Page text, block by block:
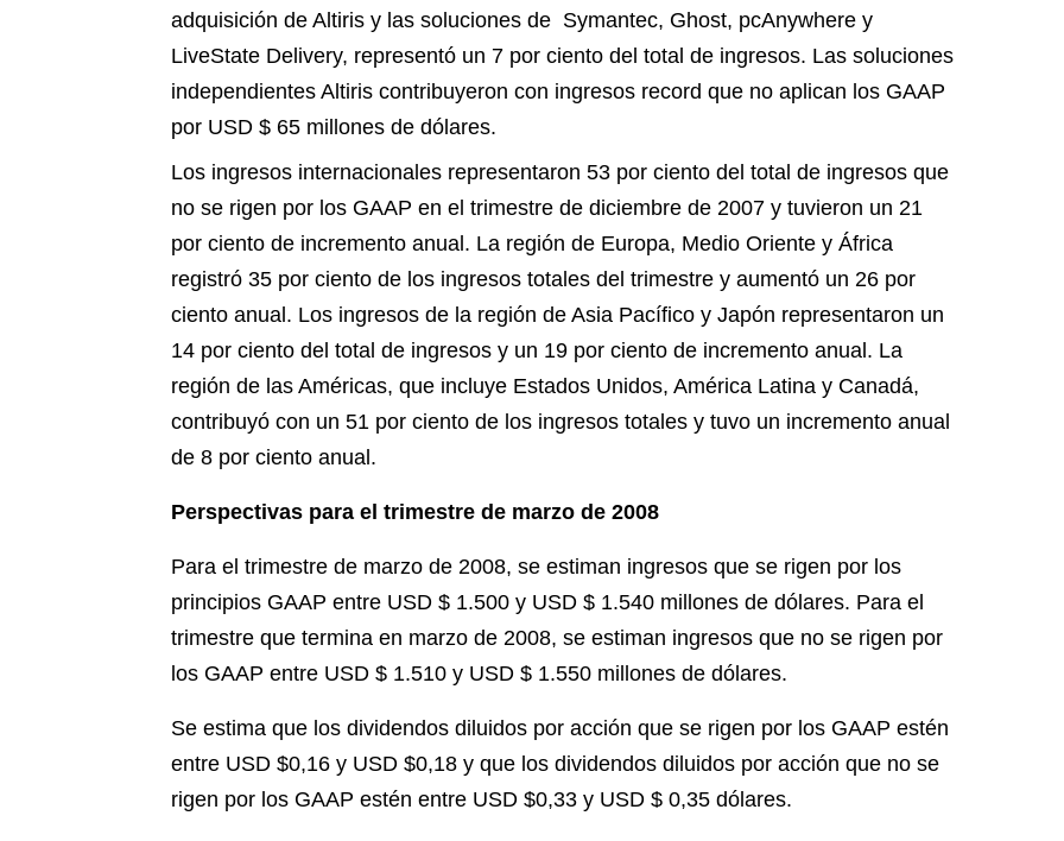
adquisición de Altiris y las soluciones de Symantec, Ghost, pcAnywhere y
LiveState Delivery, representó un 7 por ciento del total de ingresos. Las soluciones
independientes Altiris contribuyeron con ingresos record que no aplican los GAAP
por USD $ 65 millones de dólares.
Los ingresos internacionales representaron 53 por ciento del total de ingresos que
no se rigen por los GAAP en el trimestre de diciembre de 2007 y tuvieron un 21
por ciento de incremento anual. La región de Europa, Medio Oriente y África
registró 35 por ciento de los ingresos totales del trimestre y aumentó un 26 por
ciento anual. Los ingresos de la región de Asia Pacífico y Japón representaron un
14 por ciento del total de ingresos y un 19 por ciento de incremento anual. La
región de las Américas, que incluye Estados Unidos, América Latina y Canadá,
contribuyó con un 51 por ciento de los ingresos totales y tuvo un incremento anual
de 8 por ciento anual.
Perspectivas para el trimestre de marzo de 2008
Para el trimestre de marzo de 2008, se estiman ingresos que se rigen por los
principios GAAP entre USD $ 1.500 y USD $ 1.540 millones de dólares. Para el
trimestre que termina en marzo de 2008, se estiman ingresos que no se rigen por
los GAAP entre USD $ 1.510 y USD $ 1.550 millones de dólares.
Se estima que los dividendos diluidos por acción que se rigen por los GAAP estén
entre USD $0,16 y USD $0,18 y que los dividendos diluidos por acción que no se
rigen por los GAAP estén entre USD $0,33 y USD $ 0,35 dólares.